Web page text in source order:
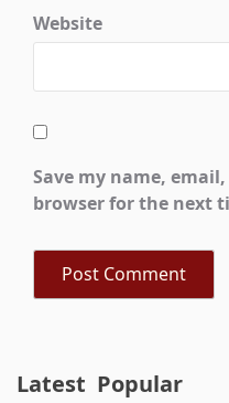
Website
Save my name,
browser for the next
Latest Popular